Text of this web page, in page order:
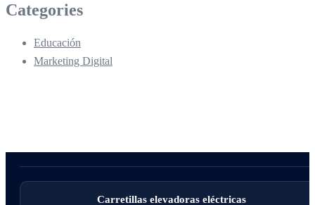
Categories
Educación
Marketing Digital
Carretillas elevadoras eléctricas